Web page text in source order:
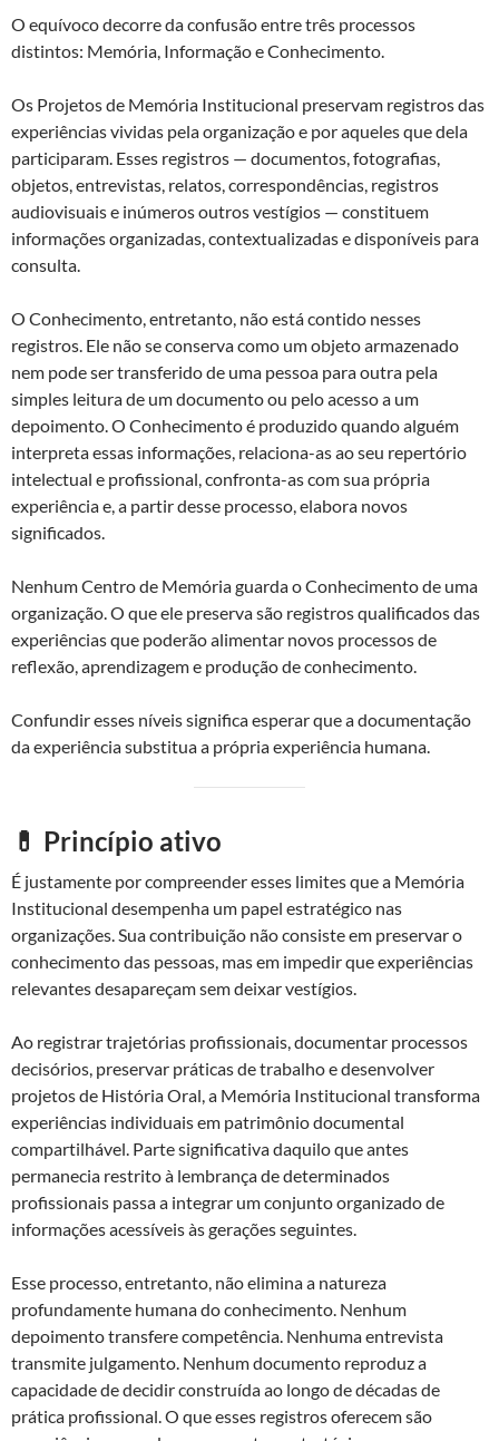
O equívoco decorre da confusão entre três processos
distintos: Memória, Informação e Conhecimento.
Os Projetos de Memória Institucional preservam registros das
experiências vividas pela organização e por aqueles que dela
participaram. Esses registros — documentos, fotografias,
objetos, entrevistas, relatos, correspondências, registros
audiovisuais e inúmeros outros vestígios — constituem
informações organizadas, contextualizadas e disponíveis para
consulta.
O Conhecimento, entretanto, não está contido nesses
registros. Ele não se conserva como um objeto armazenado
nem pode ser transferido de uma pessoa para outra pela
simples leitura de um documento ou pelo acesso a um
depoimento. O Conhecimento é produzido quando alguém
interpreta essas informações, relaciona-as ao seu repertório
intelectual e profissional, confronta-as com sua própria
experiência e, a partir desse processo, elabora novos
significados.
Nenhum Centro de Memória guarda o Conhecimento de uma
organização. O que ele preserva são registros qualificados das
experiências que poderão alimentar novos processos de
reflexão, aprendizagem e produção de conhecimento.
Confundir esses níveis significa esperar que a documentação
da experiência substitua a própria experiência humana.
💊 Princípio ativo
É justamente por compreender esses limites que a Memória
Institucional desempenha um papel estratégico nas
organizações. Sua contribuição não consiste em preservar o
conhecimento das pessoas, mas em impedir que experiências
relevantes desapareçam sem deixar vestígios.
Ao registrar trajetórias profissionais, documentar processos
decisórios, preservar práticas de trabalho e desenvolver
projetos de História Oral, a Memória Institucional transforma
experiências individuais em patrimônio documental
compartilhável. Parte significativa daquilo que antes
permanecia restrito à lembrança de determinados
profissionais passa a integrar um conjunto organizado de
informações acessíveis às gerações seguintes.
Esse processo, entretanto, não elimina a natureza
profundamente humana do conhecimento. Nenhum
depoimento transfere competência. Nenhuma entrevista
transmite julgamento. Nenhum documento reproduz a
capacidade de decidir construída ao longo de décadas de
prática profissional. O que esses registros oferecem são